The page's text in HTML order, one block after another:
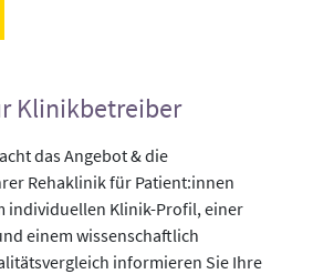
Klinikbetreiber
das Angebot & die
Rehaklinik für Patient:innen
individuellen Klinik-Profil, einer
einem wissenschaftlich
informieren Sie Ihre